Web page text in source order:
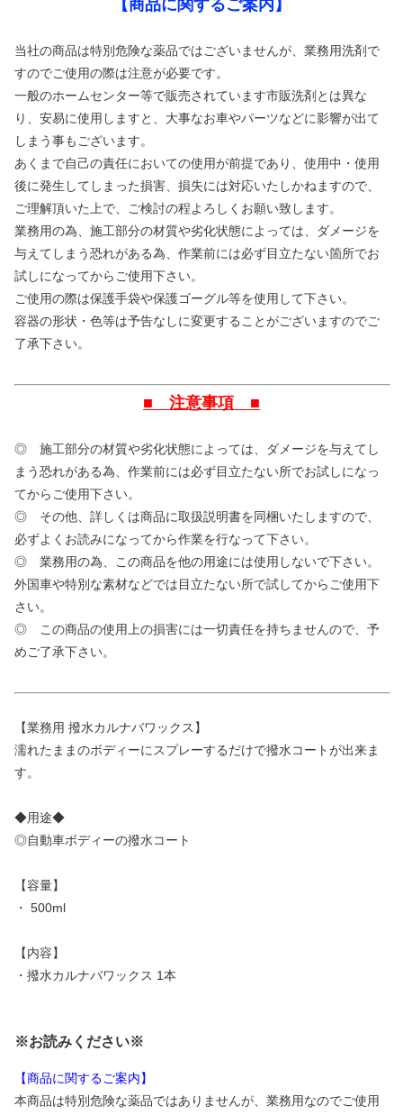
【商品に関するご案内】
当社の商品は特別危険な薬品ではございませんが、業務用洗剤で
すのでご使用の際は注意が必要です。
一般のホームセンター等で販売されています市販洗剤とは異な
り、安易に使用しますと、大事なお車やパーツなどに影響が出て
しまう事もございます。
あくまで自己の責任においての使用が前提であり、使用中・使用
後に発生してしまった損害、損失には対応いたしかねますので、
ご理解頂いた上で、ご検討の程よろしくお願い致します。
業務用の為、施工部分の材質や劣化状態によっては、ダメージを
与えてしまう恐れがある為、作業前には必ず目立たない箇所でお
試しになってからご使用下さい。
ご使用の際は保護手袋や保護ゴーグル等を使用して下さい。
容器の形状・色等は予告なしに変更することがございますのでご
了承下さい。
■ 注意事項 ■
◎ 施工部分の材質や劣化状態によっては、ダメージを与えてし
まう恐れがある為、作業前には必ず目立たない所でお試しになっ
てからご使用下さい。
◎ その他、詳しくは商品に取扱説明書を同梱いたしますので、
必ずよくお読みになってから作業を行なって下さい。
◎ 業務用の為、この商品を他の用途には使用しないで下さい。
外国車や特別な素材などでは目立たない所で試してからご使用下
さい。
◎ この商品の使用上の損害には一切責任を持ちませんので、予
めご了承下さい。
【業務用 撥水カルナバワックス】
濡れたままのボディーにスプレーするだけで撥水コートが出来ま
す。
◆用途◆
◎自動車ボディーの撥水コート
【容量】
・ 500ml
【内容】
・撥水カルナバワックス 1本
※お読みください※
【商品に関するご案内】
本商品は特別危険な薬品ではありませんが、業務用なのでご使用